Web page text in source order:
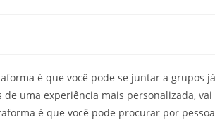
é que você pode se juntar a grupos já
uma experiência mais personalizada, vai
é que você pode procurar por